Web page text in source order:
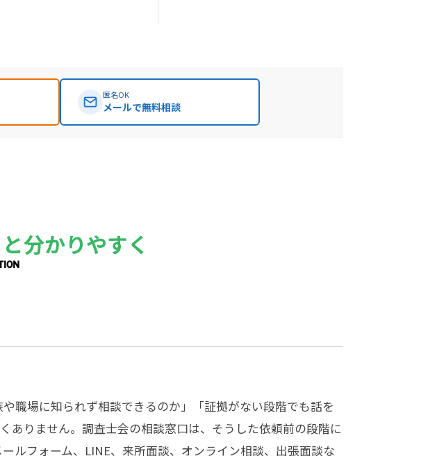
匿名OK
メールで無料相談
分かりやすく
職場に知られず相談できるのか」「証拠がない段階でも話を
ありません。調査士会の相談窓口は、そうした依頼前の段階に
ルフォーム、LINE、来所面談、オンライン相談、出張面談な